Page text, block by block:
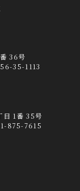
36号
35-1113
目 1番 35号
875-7615